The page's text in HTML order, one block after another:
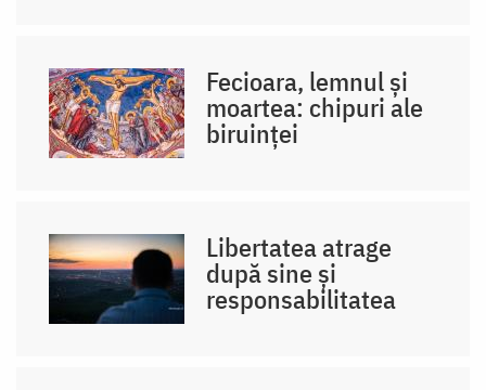
Fecioara, lemnul și
moartea: chipuri ale
biruinței
Libertatea atrage
după sine și
responsabilitatea